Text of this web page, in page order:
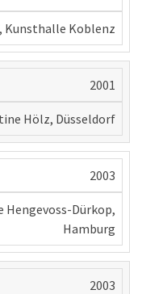
Kunsthalle Koblenz
2001
Hölz, Düsseldorf
2003
Hengevoss-Dürkop,
Hamburg
2003